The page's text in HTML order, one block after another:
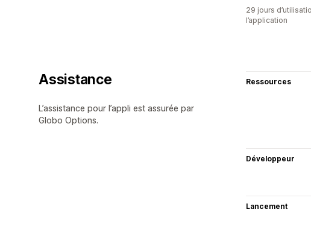
29 jours
l’application
Assistance
L’assistance pour l’appli est assurée par
Globo Options.
Ressources
Développeur
Lancement